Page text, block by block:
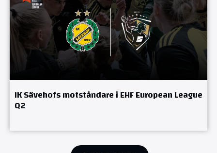
IK Sävehofs motståndare i EHF European League
Q2